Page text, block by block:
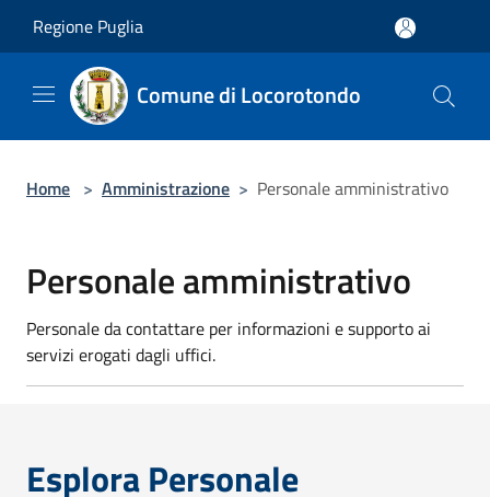
Regione Puglia
Comune di Locorotondo
Home > Amministrazione > Personale amministrativo
Personale amministrativo
Personale da contattare per informazioni e supporto ai
servizi erogati dagli uffici.
Esplora Personale